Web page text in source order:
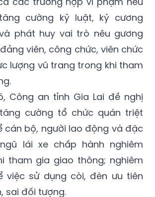
cường kỷ luật, kỷ cương
phát huy vai trò nêu gương
viên, công chức, viên chức
lượng vũ trang trong khi tham
Công an tỉnh Gia Lai đề nghị
cường tổ chức quán triệt
cán bộ, người lao động và đặc
lái xe chấp hành nghiêm
tham gia giao thông; nghiêm
việc sử dụng còi, đèn ưu tiên
sai đối tượng.